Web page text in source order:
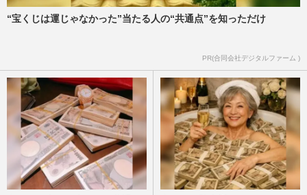
“宝くじは運じゃなかった”当たる人の“共通点”を知っただけ
PR(合同会社デジタルファーム )